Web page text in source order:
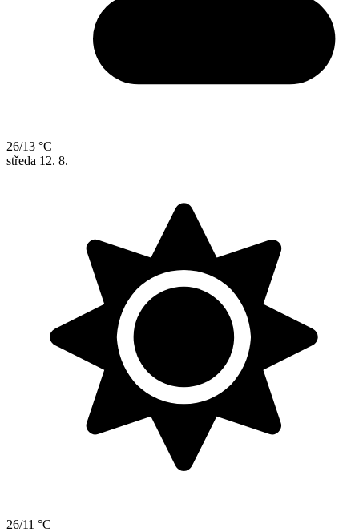
26/13 °C
středa 12. 8.
26/11 °C